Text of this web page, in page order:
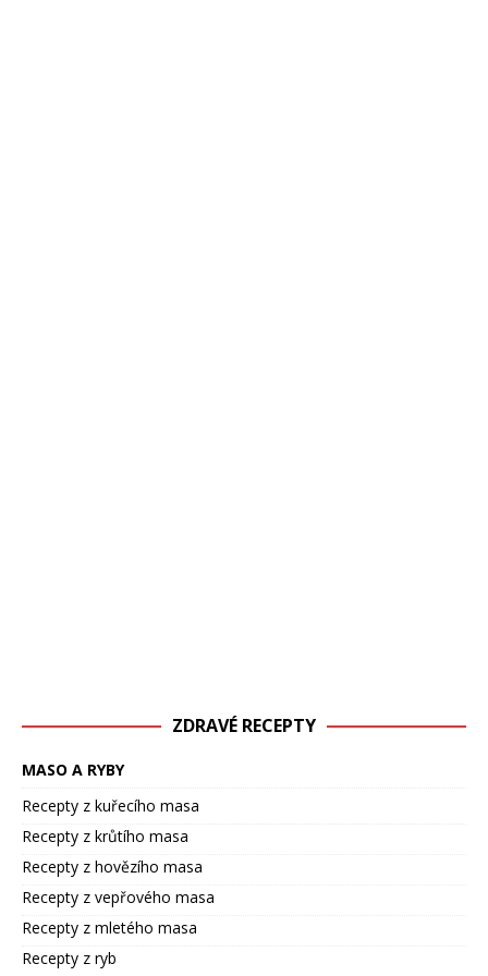
ZDRAVÉ RECEPTY
MASO A RYBY
Recepty z kuřecího masa
Recepty z krůtího masa
Recepty z hovězího masa
Recepty z vepřového masa
Recepty z mletého masa
Recepty z ryb